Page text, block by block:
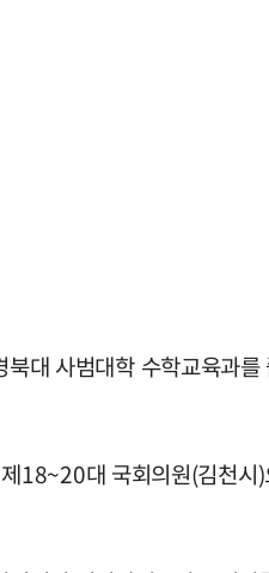
대 사범대학 수학교육과
대 국회의원(김천시